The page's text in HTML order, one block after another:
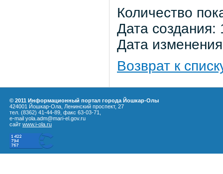
Количество
Дата
Дата
Возврат к
© 2011 Информационный портал города Йошкар-Олы
424001 Йошкар-Ола, Ленинский проспект, 27
тел. (8362) 41-44-89, факс 63-03-71,
e-mail yola.adm@mari-el.gov.ru
сайт www.i-ola.ru